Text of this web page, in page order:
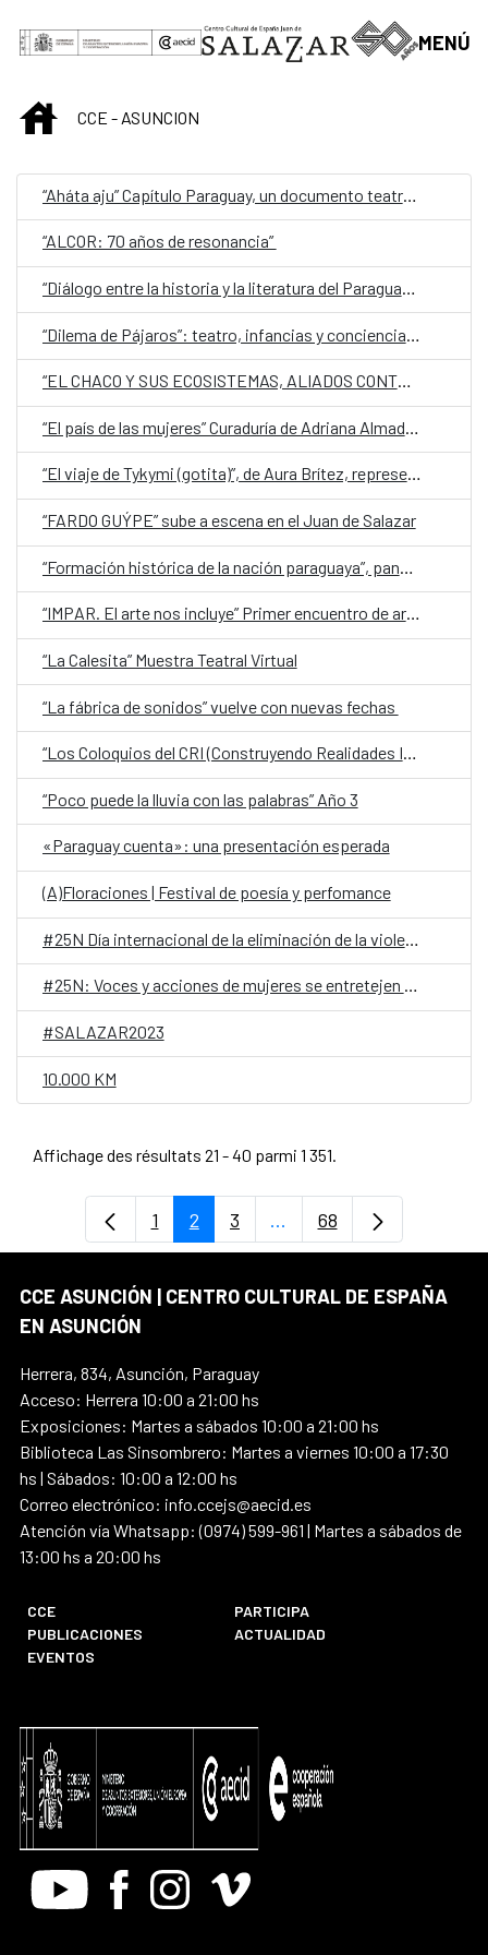
Saut au contenu principal
MENÚ
INICIOCCE - ASUNCION
“Aháta aju” Capítulo Paraguay, un documento teatral sobre la migración
“ALCOR: 70 años de resonancia”
“Diálogo entre la historia y la literatura del Paraguay del siglo XX: memoria, conflicto e identidad”
“EL CHACO Y SUS ECOSISTEMAS, ALIADOS CONTRA EL CAMBIO CLIMÁTICO”
“El país de las mujeres” Curaduría de Adriana Almada sobre la Colección Mendonca
“El viaje de Tykymi (gotita)”, de Aura Brítez, representa a Paraguay en la quinta edición de Cuentos en Red
“FARDO GUÝPE” sube a escena en el Juan de Salazar
“IMPAR. El arte nos incluye” Primer encuentro de arte inclusivo en Paraguay
“La Calesita” Muestra Teatral Virtual
“La fábrica de sonidos” vuelve con nuevas fechas
“Los Coloquios del CRI (Construyendo Realidades Inclusivas)”
“Poco puede la lluvia con las palabras” Año 3
«Paraguay cuenta»: una presentación esperada
(A)Floraciones | Festival de poesía y perfomance
#25N Día internacional de la eliminación de la violencia hacia las mujeres y niñas
#25N: Voces y acciones de mujeres se entretejen en un mes dedicado al activismo en el Juan de Salazar
#SALAZAR2023
10.000 KM
Affichage des résultats 21 - 40 parmi 1 351.
Page
1 Page
2 Page
3 ...Pages intermédiaires
Page
68
CCE ASUNCIÓN | CENTRO CULTURAL DE ESPAÑA
EN ASUNCIÓN
Herrera, 834, Asunción, Paraguay
Acceso: Herrera 10:00 a 21:00 hs
Exposiciones: Martes a sábados 10:00 a 21:00 hs
Biblioteca Las Sinsombrero: Martes a viernes 10:00 a 17:30
hs | Sábados: 10:00 a 12:00 hs
Correo electrónico: info.ccejs@aecid.es
Atención vía Whatsapp: (0974) 599-961 | Martes a sábados de
13:00 hs a 20:00 hs
CCE
PARTICIPA
PUBLICACIONES
ACTUALIDAD
EVENTOS
Youtube FacebookInstagram
Vimeo